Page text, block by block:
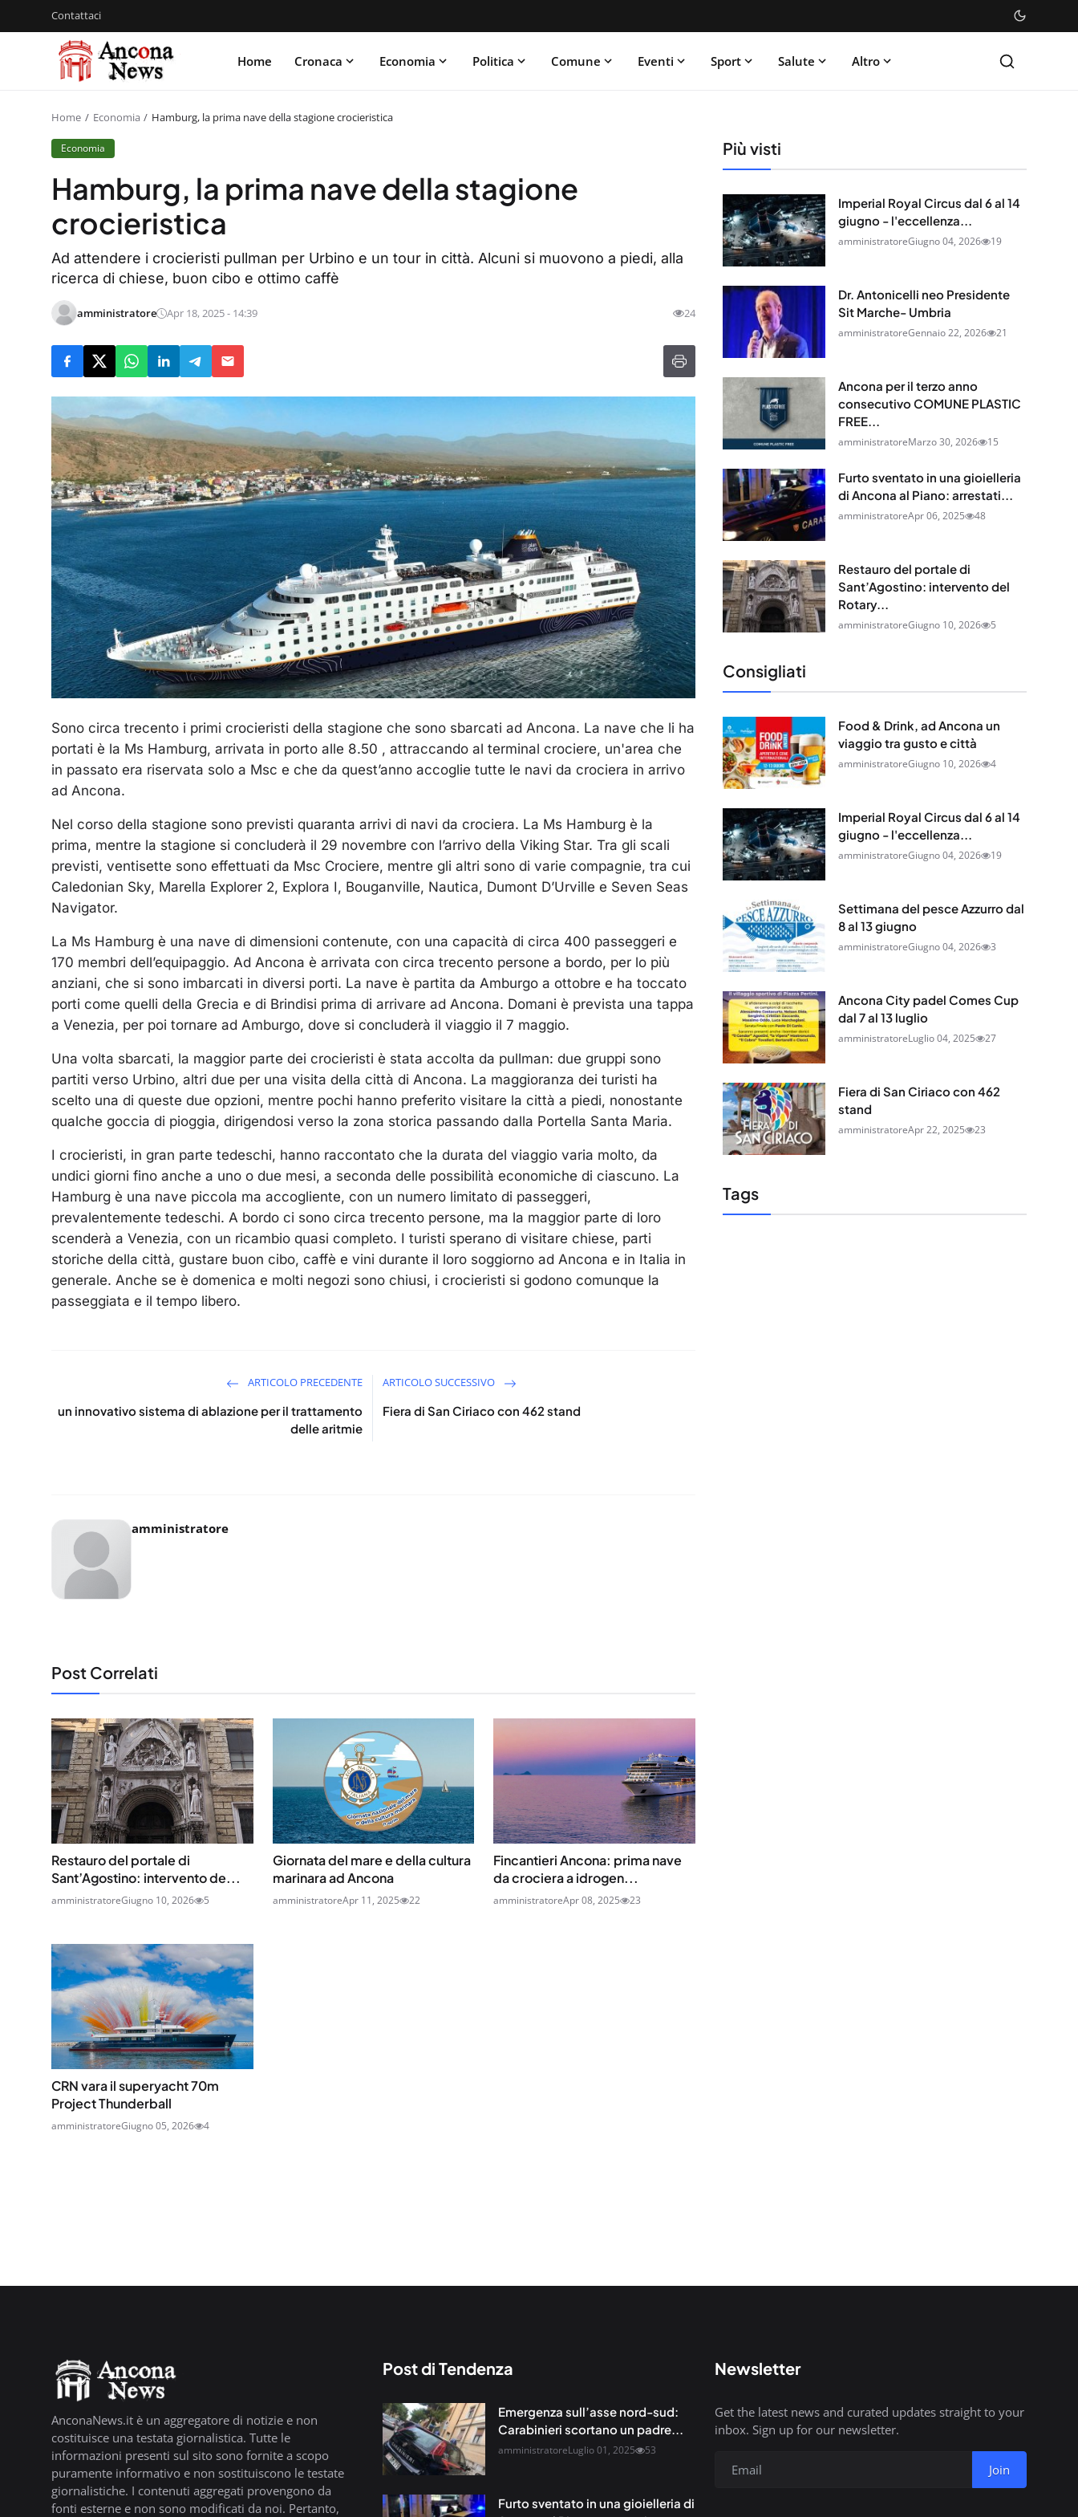
Contattaci
Home Cronaca Economia Politica Comune Eventi Sport Salute Altro
Home Economia Hamburg, la prima nave della stagione crocieristica
Economia
Hamburg, la prima nave della stagione
crocieristica
Ad attendere i crocieristi pullman per Urbino e un tour in città. Alcuni si muovono a piedi, alla
ricerca di chiese, buon cibo e ottimo caffè
amministratore Apr 18, 2025 - 14:39 24
Sono circa trecento i primi crocieristi della stagione che sono sbarcati ad Ancona. La nave che li ha
portati è la Ms Hamburg, arrivata in porto alle 8.50 , attraccando al terminal crociere, un'area che
in passato era riservata solo a Msc e che da quest’anno accoglie tutte le navi da crociera in arrivo
ad Ancona.
Nel corso della stagione sono previsti quaranta arrivi di navi da crociera. La Ms Hamburg è la
prima, mentre la stagione si concluderà il 29 novembre con l’arrivo della Viking Star. Tra gli scali
previsti, ventisette sono effettuati da Msc Crociere, mentre gli altri sono di varie compagnie, tra cui
Caledonian Sky, Marella Explorer 2, Explora I, Bouganville, Nautica, Dumont D’Urville e Seven Seas
Navigator.
La Ms Hamburg è una nave di dimensioni contenute, con una capacità di circa 400 passeggeri e
170 membri dell’equipaggio. Ad Ancona è arrivata con circa trecento persone a bordo, per lo più
anziani, che si sono imbarcati in diversi porti. La nave è partita da Amburgo a ottobre e ha toccato
porti come quelli della Grecia e di Brindisi prima di arrivare ad Ancona. Domani è prevista una tappa
a Venezia, per poi tornare ad Amburgo, dove si concluderà il viaggio il 7 maggio.
Una volta sbarcati, la maggior parte dei crocieristi è stata accolta da pullman: due gruppi sono
partiti verso Urbino, altri due per una visita della città di Ancona. La maggioranza dei turisti ha
scelto una di queste due opzioni, mentre pochi hanno preferito visitare la città a piedi, nonostante
qualche goccia di pioggia, dirigendosi verso la zona storica passando dalla Portella Santa Maria.
I crocieristi, in gran parte tedeschi, hanno raccontato che la durata del viaggio varia molto, da
undici giorni fino anche a uno o due mesi, a seconda delle possibilità economiche di ciascuno. La
Hamburg è una nave piccola ma accogliente, con un numero limitato di passeggeri,
prevalentemente tedeschi. A bordo ci sono circa trecento persone, ma la maggior parte di loro
scenderà a Venezia, con un ricambio quasi completo. I turisti sperano di visitare chiese, parti
storiche della città, gustare buon cibo, caffè e vini durante il loro soggiorno ad Ancona e in Italia in
generale. Anche se è domenica e molti negozi sono chiusi, i crocieristi si godono comunque la
passeggiata e il tempo libero.
ARTICOLO PRECEDENTE
un innovativo sistema di ablazione per il trattamento
delle aritmie
ARTICOLO SUCCESSIVO
Fiera di San Ciriaco con 462 stand
amministratore
Post Correlati
Restauro del portale di
Sant’Agostino: intervento de...
amministratoreGiugno 10, 2026 5
Giornata del mare e della cultura
marinara ad Ancona
amministratoreApr 11, 2025 22
Fincantieri Ancona: prima nave
da crociera a idrogen...
amministratoreApr 08, 2025 23
CRN vara il superyacht 70m
Project Thunderball
amministratoreGiugno 05, 2026 4
Più visti
Imperial Royal Circus dal 6 al 14
giugno - l'eccellenza...
amministratoreGiugno 04, 2026 19
Dr. Antonicelli neo Presidente
Sit Marche- Umbria
amministratoreGennaio 22, 2026 21
Ancona per il terzo anno
consecutivo COMUNE PLASTIC
FREE...
amministratoreMarzo 30, 2026 15
Furto sventato in una gioielleria
di Ancona al Piano: arrestati...
amministratoreApr 06, 2025 48
Restauro del portale di
Sant’Agostino: intervento del
Rotary...
amministratoreGiugno 10, 2026 5
Consigliati
Food & Drink, ad Ancona un
viaggio tra gusto e città
amministratoreGiugno 10, 2026 4
Imperial Royal Circus dal 6 al 14
giugno - l'eccellenza...
amministratoreGiugno 04, 2026 19
Settimana del pesce Azzurro dal
8 al 13 giugno
amministratoreGiugno 04, 2026 3
Ancona City padel Comes Cup
dal 7 al 13 luglio
amministratoreLuglio 04, 2025 27
Fiera di San Ciriaco con 462
stand
amministratoreApr 22, 2025 23
Tags
AnconaNews.it è un aggregatore di notizie e non
costituisce una testata giornalistica. Tutte le
informazioni presenti sul sito sono fornite a scopo
puramente informativo e non sostituiscono le testate
giornalistiche. I contenuti aggregati provengono da
fonti esterne e non sono modificati da noi. Pertanto,
Post di Tendenza
Emergenza sull’asse nord-sud:
Carabinieri scortano un padre...
amministratoreLuglio 01, 2025 53
Furto sventato in una gioielleria di
Newsletter
Get the latest news and curated updates straight to your
inbox. Sign up for our newsletter.
Join